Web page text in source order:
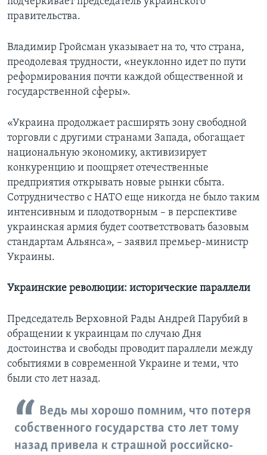
правительства.
Владимир Гройсман указывает на то, что страна,
преодолевая трудности, «неуклонно идет по пути
реформирования почти каждой общественной и
государственной сферы».
«Украина продолжает расширять зону свободной
торговли с другими странами Запада, обогащает
национальную экономику, активизирует
конкуренцию и поощряет отечественные
предприятия открывать новые рынки сбыта.
Сотрудничество с НАТО еще никогда не было таким
интенсивным и плодотворным – в перспективе
украинская армия будет соответствовать базовым
стандартам Альянса», – заявил премьер-министр
Украины.
Украинские революции: исторические параллели
Председатель Верховной Рады Андрей Парубий в
обращении к украинцам по случаю Дня
достоинства и свободы проводит параллели между
событиями в современной Украине и теми, что
были сто лет назад.
Ведь мы хорошо помним, что потеря
собственного государства сто лет тому
назад привела к страшной российско-